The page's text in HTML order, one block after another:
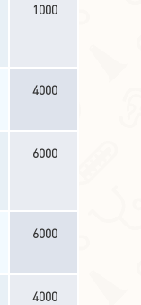
1000
4000
6000
6000
4000